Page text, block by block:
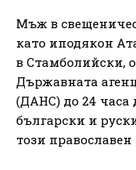
Мъж в
като иподякон
в Стамболийски,
Държавната
(ДАНС) до 24 часа
български и
този православен